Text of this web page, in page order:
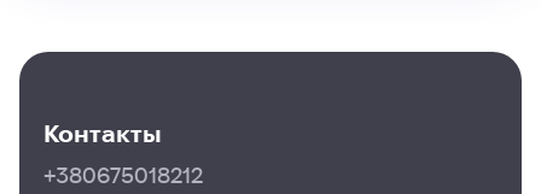
Контакты
+380675018212